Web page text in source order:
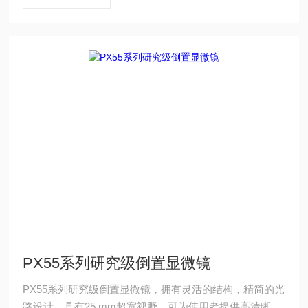
PX55系列研究级倒置显微镜
PX55系列研究级倒置显微镜，拥有灵活的结构，精简的光